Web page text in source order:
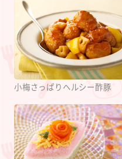
小梅さっぱりヘルシー酢豚